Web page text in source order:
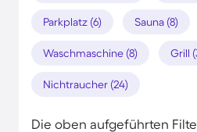
Parkplatz (6) Sauna (8)
Waschmaschine (8) Grill
Nichtraucher (24)
Die oben aufgeführten